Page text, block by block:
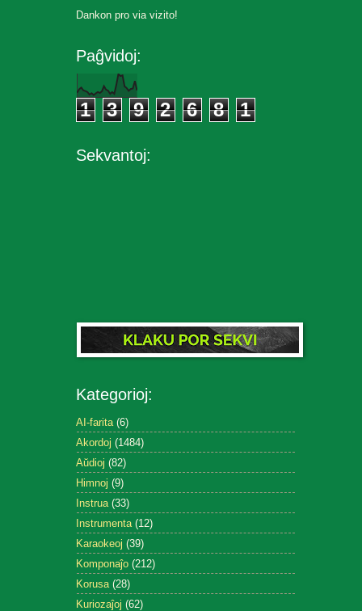
Dankon pro via vizito!
Paĝvidoj:
1 3 9 2 6 8 1
Sekvantoj:
Kategorioj:
AI-farita (6)
Akordoj (1484)
Aŭdioj (82)
Himnoj (9)
Instrua (33)
Instrumenta (12)
Karaokeoj (39)
Komponaĵo (212)
Korusa (28)
Kuriozaĵoj (62)